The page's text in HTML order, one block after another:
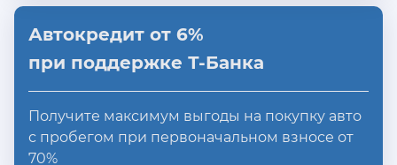
Автокредит от 6%
при поддержке Т-Банка
Получите максимум выгоды на покупку авто
с пробегом при первоначальном взносе от
70%